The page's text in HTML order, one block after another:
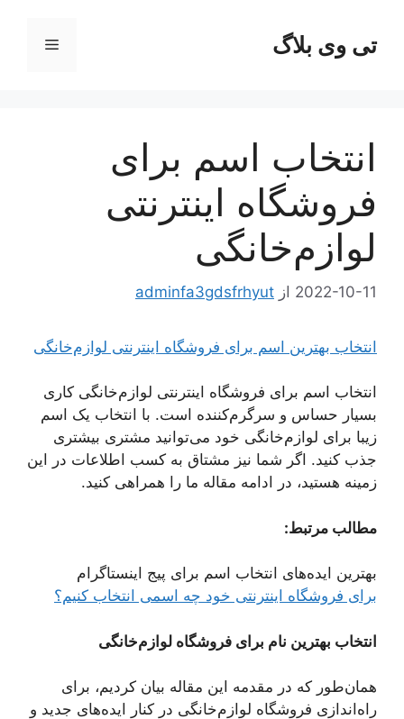
محتواتی وی بلاگ فهرست
انتخاب اسم برای
فروشگاه اینترنتی
لوازم‌خانگی
2022-10-11 از adminfa3gdsfrhyut
انتخاب بهترین اسم برای فروشگاه اینترنتی لوازم‌خانگی
انتخاب اسم برای فروشگاه اینترنتی لوازم‌خانگی کاری
بسیار حساس و سرگرم‌کننده است. با انتخاب یک اسم
زیبا برای لوازم‌خانگی خود می‌توانید مشتری بیشتری
جذب کنید. اگر شما نیز مشتاق به کسب اطلاعات در این
زمینه هستید، در ادامه مقاله ما را همراهی کنید.
مطالب مرتبط:
بهترین ایده‌های انتخاب اسم برای پیج اینستاگرام
برای فروشگاه اینترنتی خود چه اسمی انتخاب کنیم؟
انتخاب بهترین نام برای فروشگاه لوازم‌خانگی
همان‌طور که در مقدمه این مقاله بیان کردیم، برای
راه‌اندازی فروشگاه لوازم‌خانگی در کنار ایده‌های جدید و